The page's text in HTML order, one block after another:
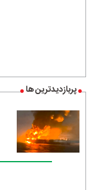
پربازدیدترین ها